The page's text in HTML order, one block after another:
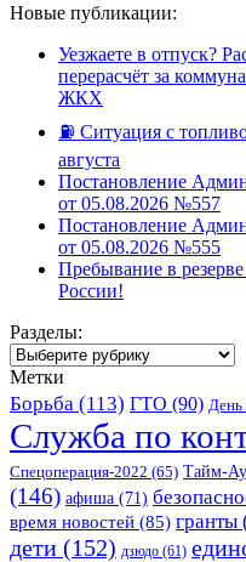
Новые публикации:
Уезжаете в отпуск?
перерасчёт за
ЖКХ
⛽️ Ситуация с
августа
Постановление
от 05.08.2026 №557
Постановление
от 05.08.2026 №555
Пребывание в
России!
Разделы:
Разделы:
Метки
Борьба (113) ГТО (90) День
Служба по
Спецоперация-2022 (65) Тайм-
(146) афиша (71)
время новостей (85) гранты
дети (152) дзюдо (61)